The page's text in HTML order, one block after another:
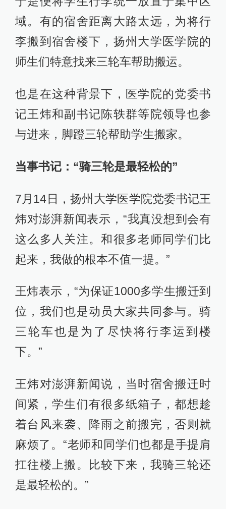
域。有的宿舍距离大路太远，为将行
李搬到宿舍楼下，扬州大学医学院的
师生们特意找来三轮车帮助搬运。
也是在这种背景下，医学院的党委书
记王炜和副书记陈轶群等院领导也参
与进来，脚蹬三轮帮助学生搬家。
当事书记：“骑三轮是最轻松的”
7月14日，扬州大学医学院党委书记王
炜对澎湃新闻表示，“我真没想到会有
这么多人关注。和很多老师同学们比
起来，我做的根本不值一提。”
王炜表示，“为保证1000多学生搬迁到
位，我们也是动员大家共同参与。骑
三轮车也是为了尽快将行李运到楼
下。”
王炜对澎湃新闻说，当时宿舍搬迁时
间紧，学生们有很多纸箱子，都想趁
着台风来袭、降雨之前搬完，否则就
麻烦了。“老师和同学们也都是手提肩
扛往楼上搬。比较下来，我骑三轮还
是最轻松的。”